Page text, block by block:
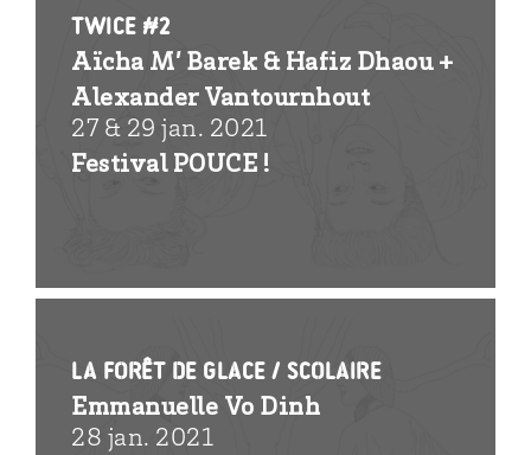
Twice #2
Aïcha M’ Barek & Hafiz Dhaou +
Alexander Vantournhout
27 & 29 jan. 2021
Festival POUCE !
La forêt de glace / scolaire
Emmanuelle Vo Dinh
28 jan. 2021